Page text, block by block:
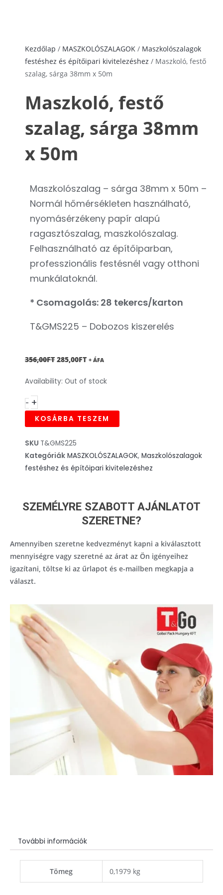
Kezdőlap / MASZKOLÓSZALAGOK / Maszkolószalagok
festéshez és építőipari kivitelezéshez / Maszkoló, festő
szalag, sárga 38mm x 50m
Maszkoló, festő
szalag, sárga 38mm
x 50m
Maszkolószalag – sárga 38mm x 50m –
Normál hőmérsékleten használható,
nyomásérzékeny papír alapú
ragasztószalag, maszkolószalag.
Felhasználható az építőiparban,
professzionális festésnél vagy otthoni
munkálatoknál.
* Csomagolás: 28 tekercs/karton
T&GMS225 – Dobozos kiszerelés
356,00FT ORIGINAL
WAS:
285,00FTCURRENT
IS:
+ ÁFA
Availability: Out of stock
-
Maszkoló,
szalag,
sárga
x
50m
mennyiség
+
KOSÁRBA TESZEM
SKU T&GMS225
Kategóriák MASZKOLÓSZALAGOK, Maszkolószalagok
festéshez és építőipari kivitelezéshez
SZEMÉLYRE SZABOTT AJÁNLATOT
SZERETNE?
Amennyiben szeretne kedvezményt kapni a kiválasztott
mennyiségre vagy szeretné az árat az Ön igényeihez
igazítani, töltse ki az űrlapot és e-mailben megkapja a
választ.
További információk
Tömeg 0,1979 kg